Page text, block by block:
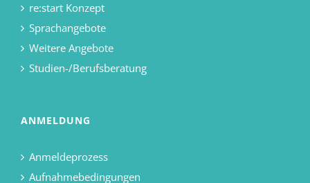
re:start Konzept
Sprachangebote
Weitere Angebote
Studien-/Berufsberatung
ANMELDUNG
Anmeldeprozess
Aufnahmebedingungen